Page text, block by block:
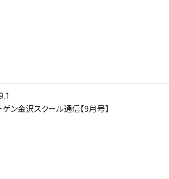
ン金沢スクール通信【9月号】